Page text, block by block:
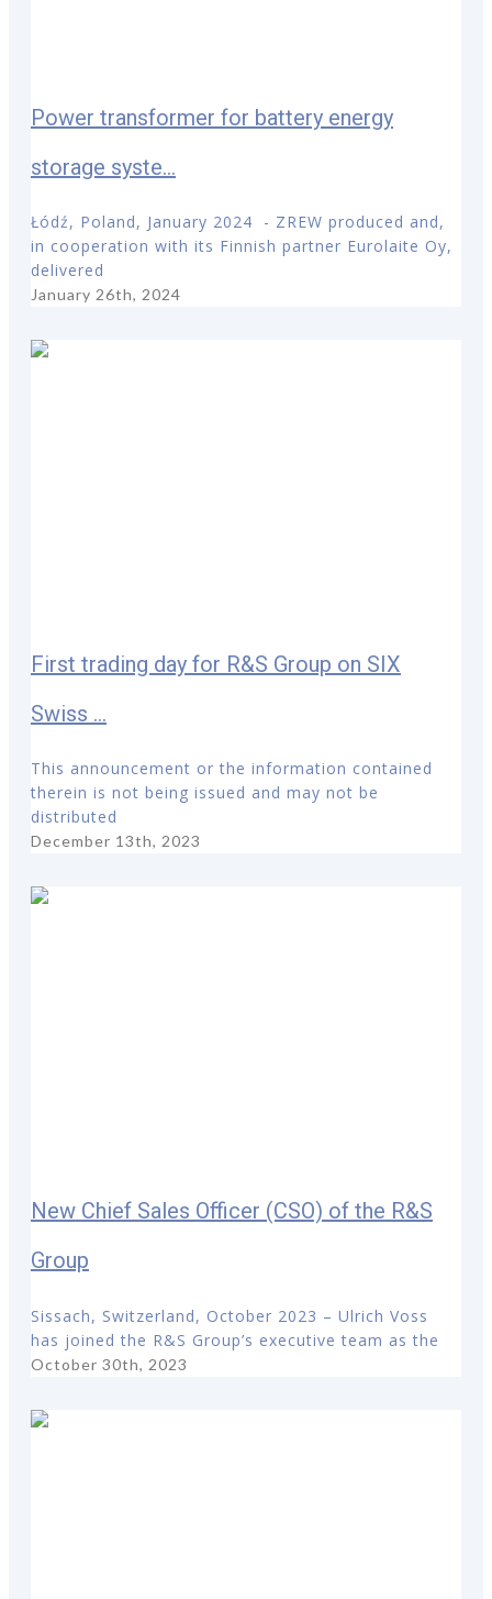
Power transformer for battery energy
storage syste...
Łódź, Poland, January 2024 - ZREW produced and,
in cooperation with its Finnish partner Eurolaite Oy,
delivered
January 26th, 2024
First trading day for R&S Group on SIX
Swiss ...
This announcement or the information contained
therein is not being issued and may not be
distributed
December 13th, 2023
New Chief Sales Officer (CSO) of the R&S
Group
Sissach, Switzerland, October 2023 – Ulrich Voss
has joined the R&S Group’s executive team as the
October 30th, 2023